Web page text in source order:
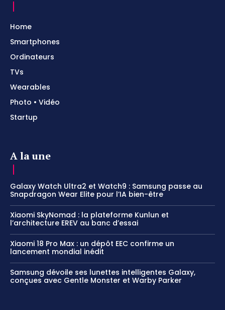
Home
Smartphones
Ordinateurs
TVs
Wearables
Photo • Vidéo
Startup
A la une
Galaxy Watch Ultra2 et Watch9 : Samsung passe au
Snapdragon Wear Elite pour l’IA bien-être
Xiaomi SkyNomad : la plateforme Kunlun et
l’architecture EREV au banc d’essai
Xiaomi 18 Pro Max : un dépôt EEC confirme un
lancement mondial inédit
Samsung dévoile ses lunettes intelligentes Galaxy,
conçues avec Gentle Monster et Warby Parker